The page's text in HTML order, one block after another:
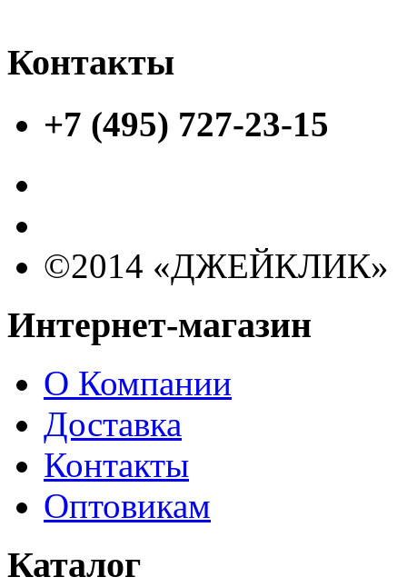
Контакты
+7 (495) 727-23-15
©2014 «ДЖЕЙКЛИК»
Интернет-магазин
О Компании
Доставка
Контакты
Оптовикам
Каталог